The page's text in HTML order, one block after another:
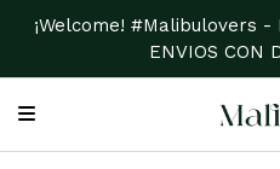
¡Welcome! #Malibulovers -
ENVIOS CON